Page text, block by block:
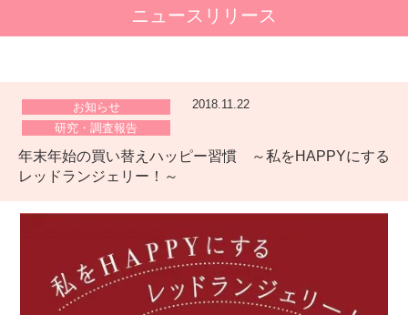
店舗検索
新着情報
重要なお知らせ
ニュースリリース
お知らせ
研究・調査報告
2018.11.22
年末年始の買い替えハッピー習慣 ～私をHAPPYにする
レッドランジェリー！～